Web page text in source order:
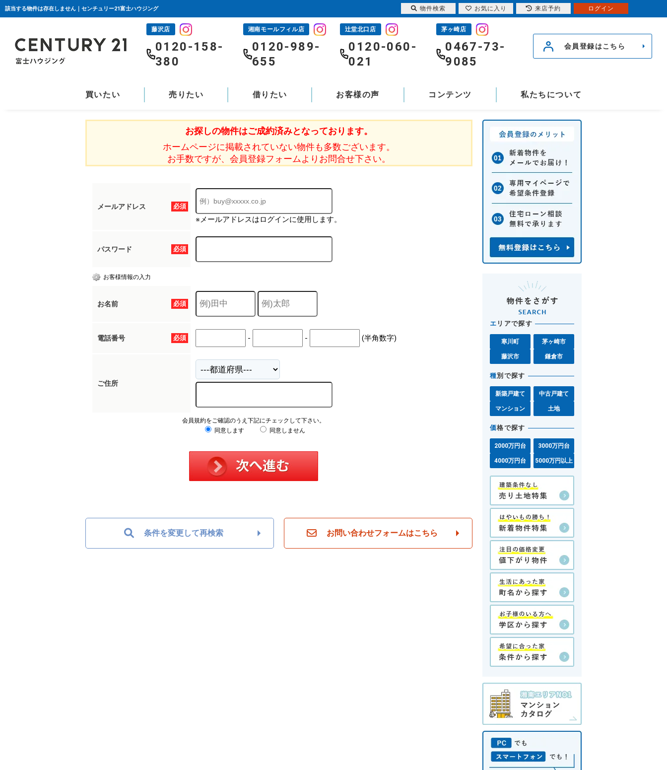
該当する物件は存在しません｜センチュリー21富士ハウジング
藤沢店
0120-158-
380
湘南モールフィル店
0120-989-
655
辻堂北口店
0120-060-
021
茅ヶ崎店
0467-73-
9085
会員登録はこちら
買いたい 売りたい 借りたい お客様の声 コンテンツ 私たちについて
お探しの物件はご成約済みとなっております。
ホームページに掲載されていない物件も多数ございます。
お手数ですが、会員登録フォームよりお問合せ下さい。
必須
メールアドレス
※メールアドレスはログインに使用します。
必須
パスワード
お客様情報の入力
必須
お名前
必須
電話番号 - - (半角数字)
ご住所
会員規約をご確認のうえ下記にチェックして下さい。
同意します
同意しません
条件を変更して再検索 お問い合わせフォームはこちら
エ リアで探す
寒川町 茅ヶ崎市
藤沢市 鎌倉市
種別で探す
新築戸建て 中古戸建て
マンション 土地
価格で探す
2000万円台 3000万円台
4000万円台 5000万円以上
物件検索 お気に入り 来店予約 ログイン